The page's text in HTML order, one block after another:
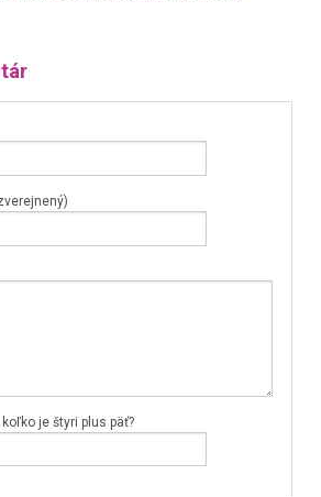
je štyri plus päť?